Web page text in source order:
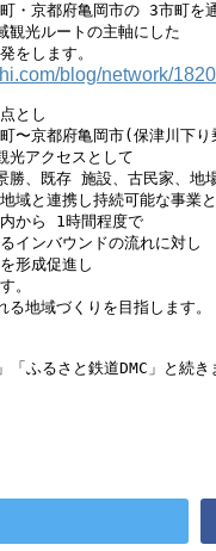
・京都府亀岡市の 3市町を
観光ルートの主軸にした
blog/network/
とし
〜京都府亀岡市(保津川下り
光アクセスとして
勝、既存 施設、古民家、地
域と連携し持続可能な事業
から 1時間程度で
インバウンドの流れに対し
形成促進し
。
地域づくりを目指します。